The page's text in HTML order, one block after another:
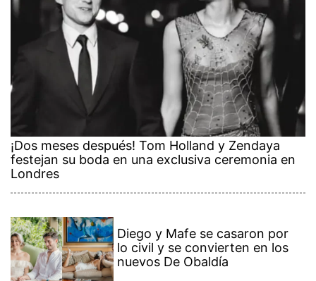
¡Dos meses después! Tom Holland y Zendaya
festejan su boda en una exclusiva ceremonia en
Londres
Diego y Mafe se casaron por
lo civil y se convierten en los
nuevos De Obaldía